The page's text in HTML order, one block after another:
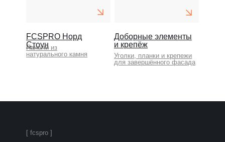
Панели из
натурального камня
FCSPRO
FCSPRO Норд
Стоун
Уголки, планки и крепежи
для завершённого фасада
Доборные элементы
и крепёж
[ fcspro ]